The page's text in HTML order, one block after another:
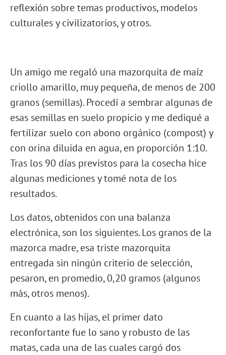
reflexión sobre temas productivos, modelos
culturales y civilizatorios, y otros.
Un amigo me regaló una mazorquita de maíz
criollo amarillo, muy pequeña, de menos de 200
granos (semillas). Procedí a sembrar algunas de
esas semillas en suelo propicio y me dediqué a
fertilizar suelo con abono orgánico (compost) y
con orina diluida en agua, en proporción 1:10.
Tras los 90 días previstos para la cosecha hice
algunas mediciones y tomé nota de los
resultados.
Los datos, obtenidos con una balanza
electrónica, son los siguientes. Los granos de la
mazorca madre, esa triste mazorquita
entregada sin ningún criterio de selección,
pesaron, en promedio, 0,20 gramos (algunos
más, otros menos).
En cuanto a las hijas, el primer dato
reconfortante fue lo sano y robusto de las
matas, cada una de las cuales cargó dos